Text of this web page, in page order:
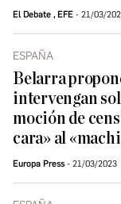
El Debate , EFE 21/03/
ESPAÑA
Belarra
intervengan
moción de
cara» al
Europa Press 21/03/2023